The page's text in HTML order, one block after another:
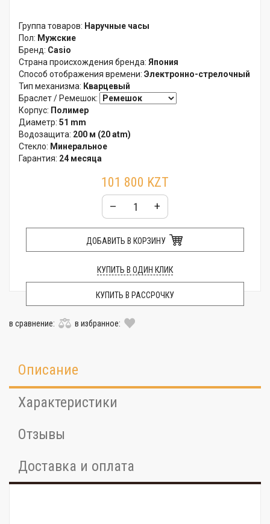
Группа товаров: Наручные часы
Пол: Мужские
Бренд: Casio
Страна происхождения бренда: Япония
Способ отображения времени: Электронно-стрелочный
Тип механизма: Кварцевый
Браслет / Ремешок:
Корпус: Полимер
Диаметр: 51 mm
Водозащита: 200 м (20 atm)
Стекло: Минеральное
Гарантия: 24 месяца
101 800 KZT
– +
ДОБАВИТЬ В КОРЗИНУ
КУПИТЬ В ОДИН КЛИК
КУПИТЬ В РАССРОЧКУ
в сравнение: в избранное:
Описание
Характеристики
Отзывы
Доставка и оплата